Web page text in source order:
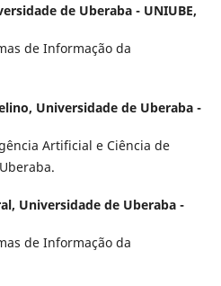
de Uberaba - UNIUBE,
de Informação da
Universidade de Uberaba -
Artificial e Ciência de
Universidade de Uberaba -
de Informação da